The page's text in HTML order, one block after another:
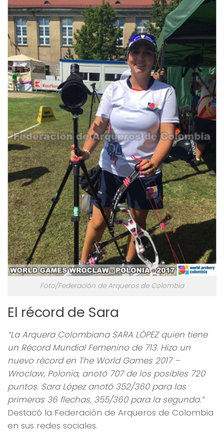
Foto/Federación de Arqueros de Colombia
El récord de Sara
“La Arquera Colombiana SARA LÓPEZ quien tiene
un Récord Mundial Femenino de 713. Hizo un
nuevo récord en The World Games 2017 –
Wroclaw, Polonia, anotó 707 de los posibles 720
puntos. Sara López anotó 352/360 para las
primeras 36 flechas, 355/360 para la segunda.”
Destacó la Federación de Arqueros de Colombia
en sus redes sociales.